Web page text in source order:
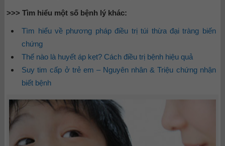
>>> Tìm hiểu một số bệnh lý khác:
Tìm hiểu về phương pháp điều trị túi thừa đại tràng biến
chứng
Thế nào là huyết áp kẹt? Cách điều trị bệnh hiệu quả
Suy tim cấp ở trẻ em – Nguyên nhân & Triệu chứng nhận
biết bệnh